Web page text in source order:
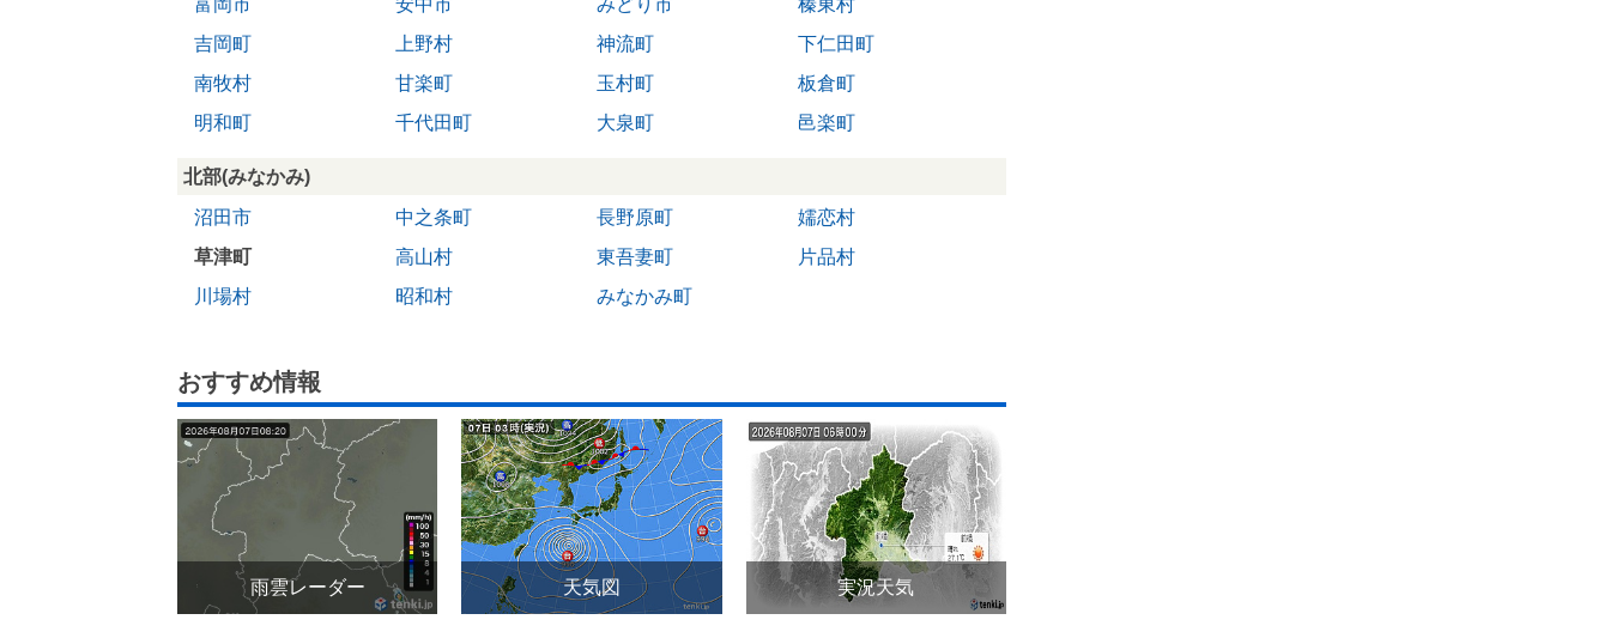
富岡市
安中市 みどり市
榛東村
吉岡町
上野村 神流町
下仁田町
南牧村
甘楽町 玉村町
板倉町
明和町
千代田町 大泉町 邑楽町
北部(みなかみ)
沼田市
中之条町 長野原町
嬬恋村
草津町
高山村 東吾妻町
片品村
川場村
昭和村 みなかみ町
おすすめ情報
雨雲レーダー 天気図 実況天気